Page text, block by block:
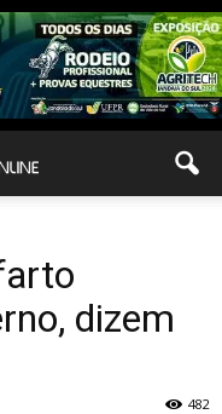
dizem
482